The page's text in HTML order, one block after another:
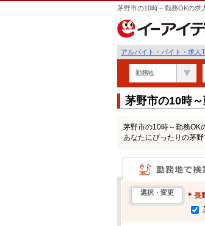
茅野市の10時～勤務OKの求
アルバイト・バイト・求人
勤務地
茅野市の10時
茅野市の10時～勤務OK
あなたにぴったりの茅
勤務地で検索
選択・変更
長